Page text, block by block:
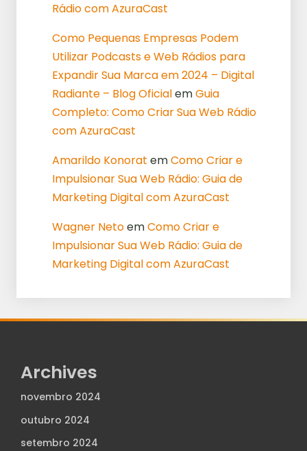
Rádio com AzuraCast
Como Pequenas Empresas Podem
Utilizar Podcasts e Web Rádios para
Expandir Sua Marca em 2024 – Digital
Radiante – Blog OficialemGuia
Completo: Como Criar Sua Web Rádio
com AzuraCast
Amarildo Konorat emComo Criar e
Impulsionar Sua Web Rádio: Guia de
Marketing Digital com AzuraCast
Wagner NetoemComo Criar e
Impulsionar Sua Web Rádio: Guia de
Marketing Digital com AzuraCast
Archives
novembro 2024
outubro 2024
setembro 2024